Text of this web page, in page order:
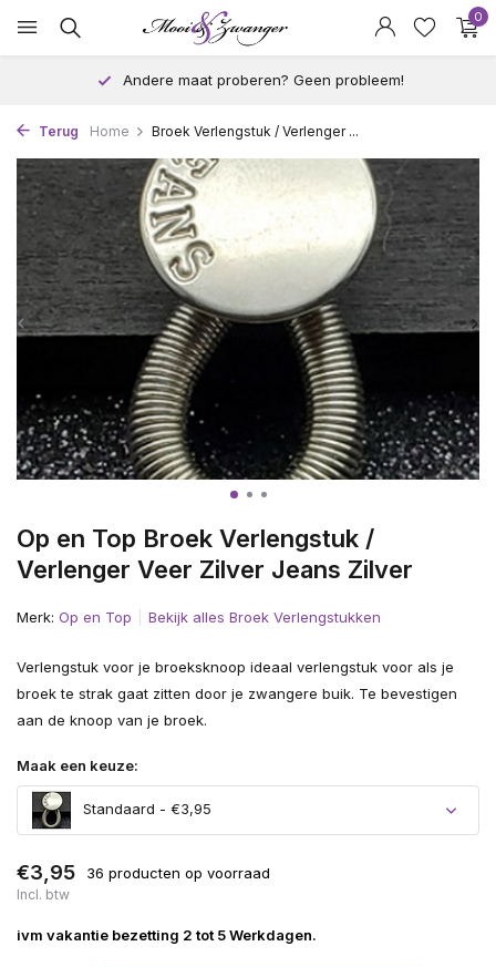
0
Andere maat proberen? Geen probleem!
Terug Home Broek Verlengstuk / Verlenger ...
Op en Top Broek Verlengstuk /
Verlenger Veer Zilver Jeans Zilver
Merk: Op en Top Bekijk alles Broek Verlengstukken
Verlengstuk voor je broeksknoop ideaal verlengstuk voor als je
broek te strak gaat zitten door je zwangere buik. Te bevestigen
aan de knoop van je broek.
Maak een keuze:
Standaard - €3,95
€3,95 36 producten op voorraad
Incl. btw
ivm vakantie bezetting 2 tot 5 Werkdagen.